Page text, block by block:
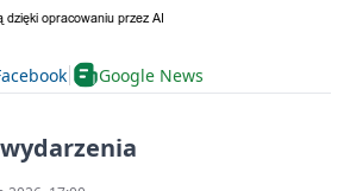
Google News